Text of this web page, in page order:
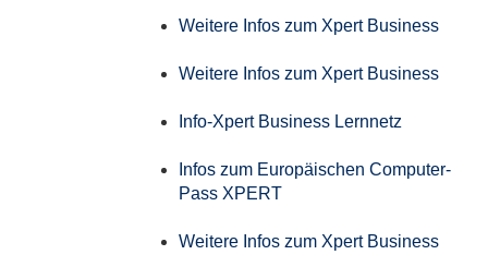
Weitere Infos zum Xpert Business
Weitere Infos zum Xpert Business
Info-Xpert Business Lernnetz
Infos zum Europäischen Computer-
Pass XPERT
Weitere Infos zum Xpert Business